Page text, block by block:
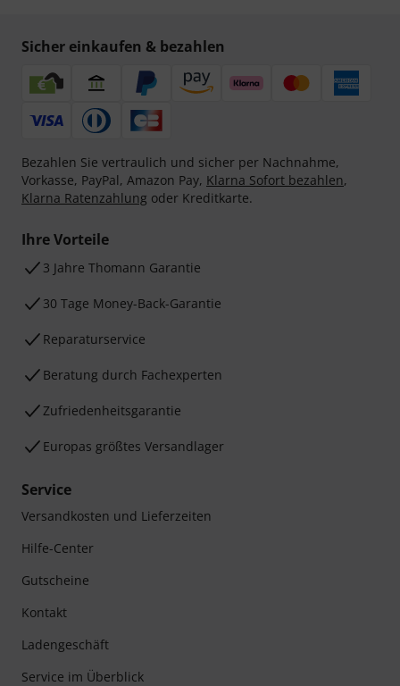
Sicher einkaufen & bezahlen
Bezahlen Sie vertraulich und sicher per Nachnahme,
Vorkasse, PayPal, Amazon Pay, Klarna Sofort bezahlen,
Klarna Ratenzahlung oder Kreditkarte.
Ihre Vorteile
3 Jahre Thomann Garantie
30 Tage Money-Back-Garantie
Reparaturservice
Beratung durch Fachexperten
Zufriedenheitsgarantie
Europas größtes Versandlager
Service
Versandkosten und Lieferzeiten
Hilfe-Center
Gutscheine
Kontakt
Ladengeschäft
Service im Überblick